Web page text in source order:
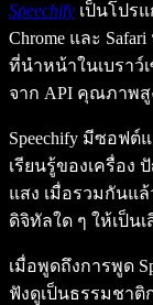
Speechify เป็นโปร
Chrome และ
ที่นำหน้าในเบราว์
จาก API คุณภาพ
Speechify มีซอฟต์แ
เรียนรู้ของเครื่อง
แสง เมื่อรวมกันแ
ดิจิทัลใด ๆ ให้เป็น
เมื่อพูดถึงการพูด
ฟังดูเป็นธรรมชาติ